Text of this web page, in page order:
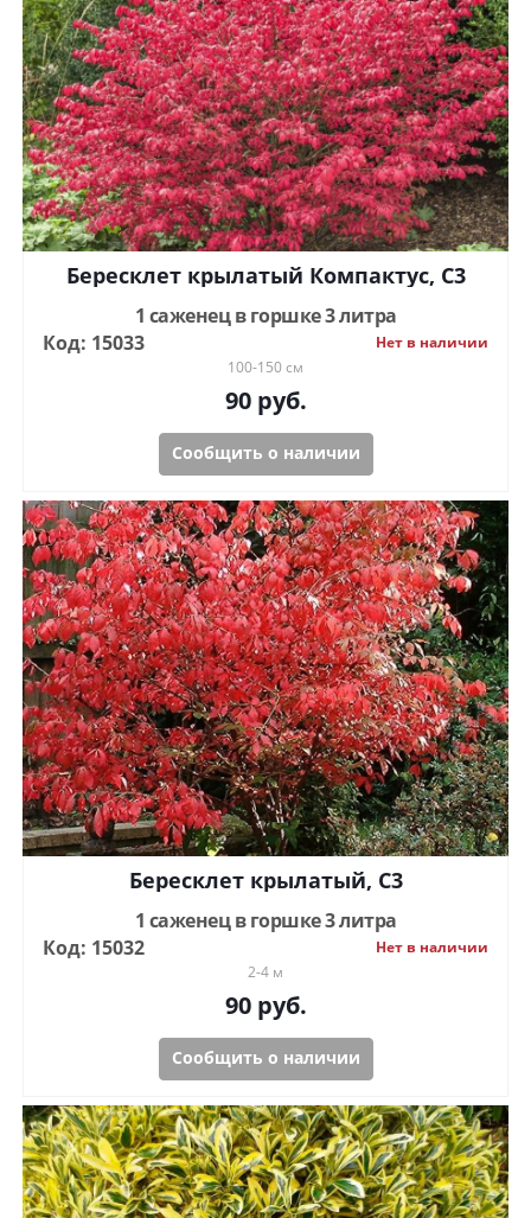
Бересклет крылатый Компактус, С3
1 саженец в горшке 3 литра
Код: 15033
Нет в наличии
100-150 см
90руб.
Сообщить о наличии
Бересклет крылатый, С3
1 саженец в горшке 3 литра
Код: 15032
Нет в наличии
2-4 м
90руб.
Сообщить о наличии